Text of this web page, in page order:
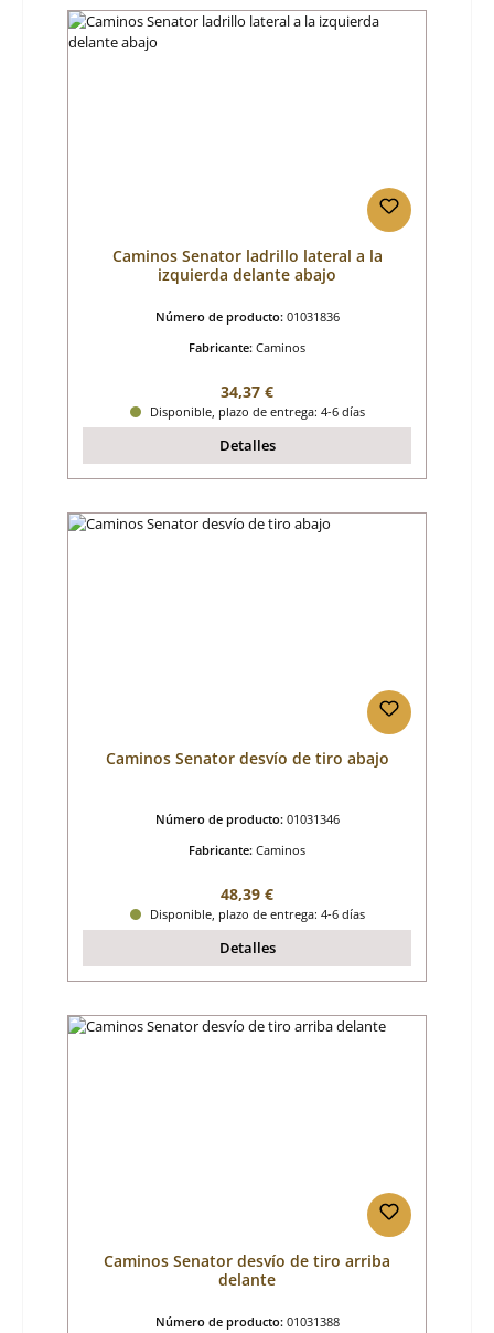
Caminos Senator ladrillo lateral a la
izquierda delante abajo
Número de producto: 01031836
Fabricante: Caminos
Precio normal:
34,37 €
Disponible, plazo de entrega: 4-6 días
Detalles
Caminos Senator desvío de tiro abajo
Número de producto: 01031346
Fabricante: Caminos
Precio normal:
48,39 €
Disponible, plazo de entrega: 4-6 días
Detalles
Caminos Senator desvío de tiro arriba
delante
Número de producto: 01031388